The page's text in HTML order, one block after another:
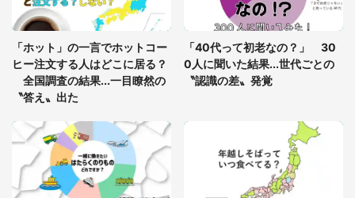
発表！一番かっこいいナンバープレートランキン
グ 3位「品川」2位「湘南」、意外な1位は...
「ホット」の一言でホットコー
ヒー注文する人はどこに居る？
全国調査の結果...一目瞭然の
〝答え〟出た
「40代って初老なの？」 30
0人に聞いた結果...世代ごとの
〝認識の差〟発覚